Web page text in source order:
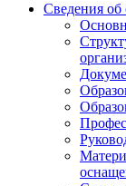
Сведения об